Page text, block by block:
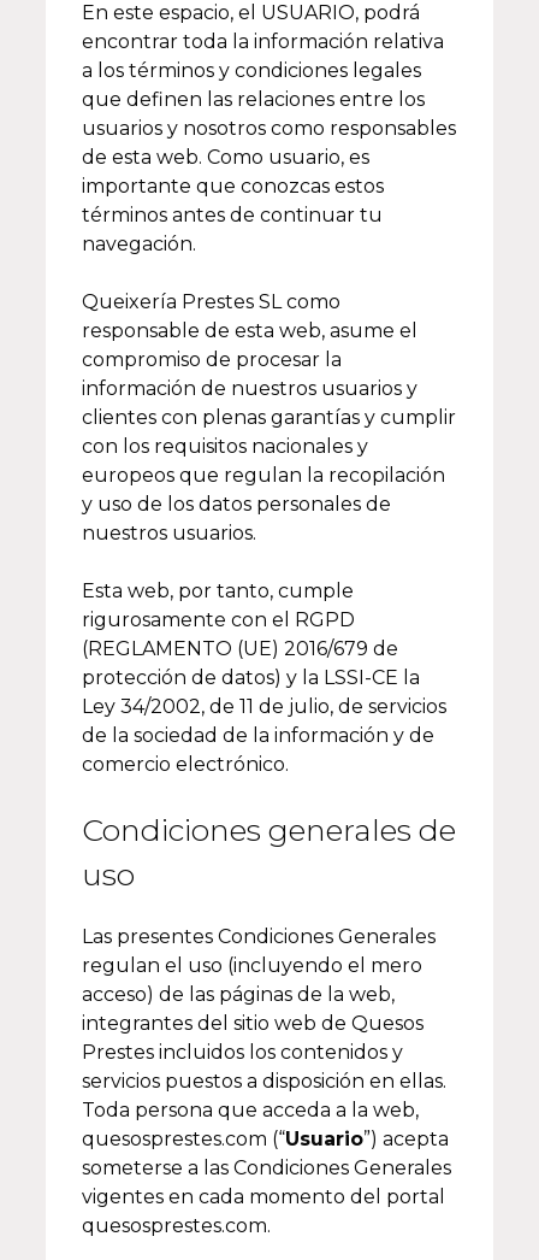
En este espacio, el USUARIO, podrá
encontrar toda la información relativa
a los términos y condiciones legales
que definen las relaciones entre los
usuarios y nosotros como responsables
de esta web. Como usuario, es
importante que conozcas estos
términos antes de continuar tu
navegación.
Queixería Prestes SL como
responsable de esta web, asume el
compromiso de procesar la
información de nuestros usuarios y
clientes con plenas garantías y cumplir
con los requisitos nacionales y
europeos que regulan la recopilación
y uso de los datos personales de
nuestros usuarios.
Esta web, por tanto, cumple
rigurosamente con el RGPD
(REGLAMENTO (UE) 2016/679 de
protección de datos) y la LSSI-CE la
Ley 34/2002, de 11 de julio, de servicios
de la sociedad de la información y de
comercio electrónico.
Condiciones generales de
uso
Las presentes Condiciones Generales
regulan el uso (incluyendo el mero
acceso) de las páginas de la web,
integrantes del sitio web de Quesos
Prestes incluidos los contenidos y
servicios puestos a disposición en ellas.
Toda persona que acceda a la web,
quesosprestes.com (“Usuario”) acepta
someterse a las Condiciones Generales
vigentes en cada momento del portal
quesosprestes.com.